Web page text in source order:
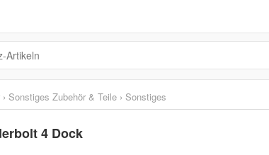
› Sonstiges Zubehör & Teile › Sonstiges
4 Dock